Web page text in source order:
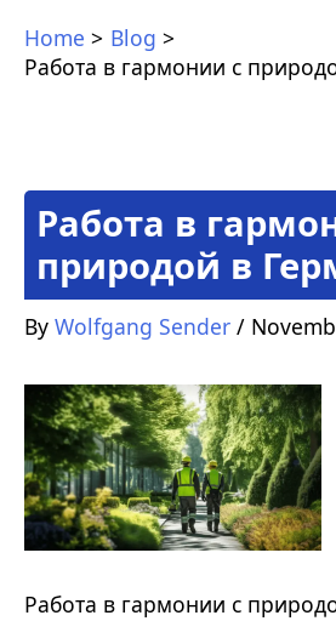
Home
Blog
Работа в гармонии с
Работа в
природой в
By Wolfgang Sender /
Работа в гармонии с